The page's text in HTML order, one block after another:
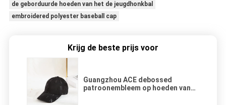
de geborduurde hoeden van het de jeugdhonkbal
embroidered polyester baseball cap
Krijg de beste prijs voor
Guangzhou ACE debossed
patroonembleem op hoeden van